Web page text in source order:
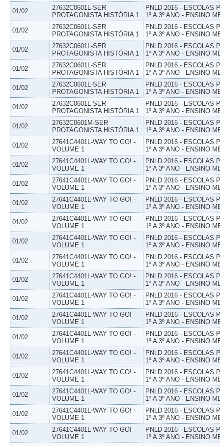
01/02
27632C0601L-SER
PROTAGONISTA HISTÓRIA 1
PNLD 2016 - ESCOLAS
1º A 3º ANO - ENSINO
01/02
27632C0601L-SER
PROTAGONISTA HISTÓRIA 1
PNLD 2016 - ESCOLAS
1º A 3º ANO - ENSINO
01/02
27632C0601L-SER
PROTAGONISTA HISTÓRIA 1
PNLD 2016 - ESCOLAS
1º A 3º ANO - ENSINO
01/02
27632C0601L-SER
PROTAGONISTA HISTÓRIA 1
PNLD 2016 - ESCOLAS
1º A 3º ANO - ENSINO
01/02
27632C0601L-SER
PROTAGONISTA HISTÓRIA 1
PNLD 2016 - ESCOLAS
1º A 3º ANO - ENSINO
01/02
27632C0601L-SER
PROTAGONISTA HISTÓRIA 1
PNLD 2016 - ESCOLAS
1º A 3º ANO - ENSINO
01/02
27632C0601M-SER
PROTAGONISTA HISTÓRIA 1
PNLD 2016 - ESCOLAS
1º A 3º ANO - ENSINO
01/02
27641C4401L-WAY TO GO! -
VOLUME 1
PNLD 2016 - ESCOLAS
1º A 3º ANO - ENSINO
01/02
27641C4401L-WAY TO GO! -
VOLUME 1
PNLD 2016 - ESCOLAS
1º A 3º ANO - ENSINO
01/02
27641C4401L-WAY TO GO! -
VOLUME 1
PNLD 2016 - ESCOLAS
1º A 3º ANO - ENSINO
01/02
27641C4401L-WAY TO GO! -
VOLUME 1
PNLD 2016 - ESCOLAS
1º A 3º ANO - ENSINO
01/02
27641C4401L-WAY TO GO! -
VOLUME 1
PNLD 2016 - ESCOLAS
1º A 3º ANO - ENSINO
01/02
27641C4401L-WAY TO GO! -
VOLUME 1
PNLD 2016 - ESCOLAS
1º A 3º ANO - ENSINO
01/02
27641C4401L-WAY TO GO! -
VOLUME 1
PNLD 2016 - ESCOLAS
1º A 3º ANO - ENSINO
01/02
27641C4401L-WAY TO GO! -
VOLUME 1
PNLD 2016 - ESCOLAS
1º A 3º ANO - ENSINO
01/02
27641C4401L-WAY TO GO! -
VOLUME 1
PNLD 2016 - ESCOLAS
1º A 3º ANO - ENSINO
01/02
27641C4401L-WAY TO GO! -
VOLUME 1
PNLD 2016 - ESCOLAS
1º A 3º ANO - ENSINO
01/02
27641C4401L-WAY TO GO! -
VOLUME 1
PNLD 2016 - ESCOLAS
1º A 3º ANO - ENSINO
01/02
27641C4401L-WAY TO GO! -
VOLUME 1
PNLD 2016 - ESCOLAS
1º A 3º ANO - ENSINO
01/02
27641C4401L-WAY TO GO! -
VOLUME 1
PNLD 2016 - ESCOLAS
1º A 3º ANO - ENSINO
01/02
27641C4401L-WAY TO GO! -
VOLUME 1
PNLD 2016 - ESCOLAS
1º A 3º ANO - ENSINO
01/02
27641C4401L-WAY TO GO! -
VOLUME 1
PNLD 2016 - ESCOLAS
1º A 3º ANO - ENSINO
01/02
27641C4401L-WAY TO GO! -
VOLUME 1
PNLD 2016 - ESCOLAS
1º A 3º ANO - ENSINO